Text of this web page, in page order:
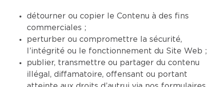
détourner ou copier le Contenu à des fins
commerciales ;
perturber ou compromettre la sécurité,
l’intégrité ou le fonctionnement du Site Web ;
publier, transmettre ou partager du contenu
illégal, diffamatoire, offensant ou portant